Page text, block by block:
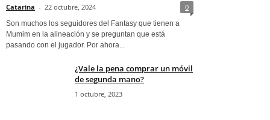
Catarina - 22 octubre, 2024 0
Son muchos los seguidores del Fantasy que tienen a
Mumim en la alineación y se preguntan que está
pasando con el jugador. Por ahora...
¿Vale la pena comprar un móvil
de segunda mano?
1 octubre, 2023